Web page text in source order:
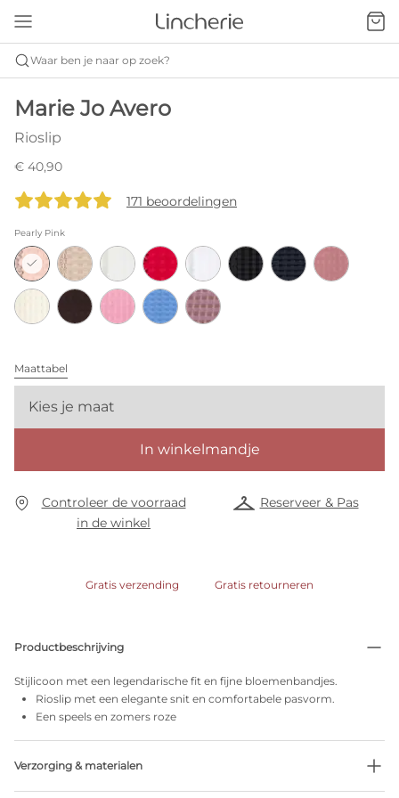
Waar ben je naar op zoek?
Marie Jo Avero
Rioslip
€ 40,90
171 beoordelingen
Pearly Pink
Maattabel
Kies je maat
In winkelmandje
Controleer de voorraad
in de winkel
Reserveer & Pas
Gratis verzending Gratis retourneren
Productbeschrijving
Stijlicoon met een legendarische fit en fijne bloemenbandjes.
Rioslip met een elegante snit en comfortabele pasvorm.
Een speels en zomers roze
Verzorging & materialen